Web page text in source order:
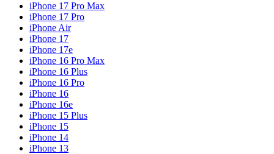
iPhone 17 Pro Max
iPhone 17 Pro
iPhone Air
iPhone 17
iPhone 17e
iPhone 16 Pro Max
iPhone 16 Plus
iPhone 16 Pro
iPhone 16
iPhone 16e
iPhone 15 Plus
iPhone 15
iPhone 14
iPhone 13